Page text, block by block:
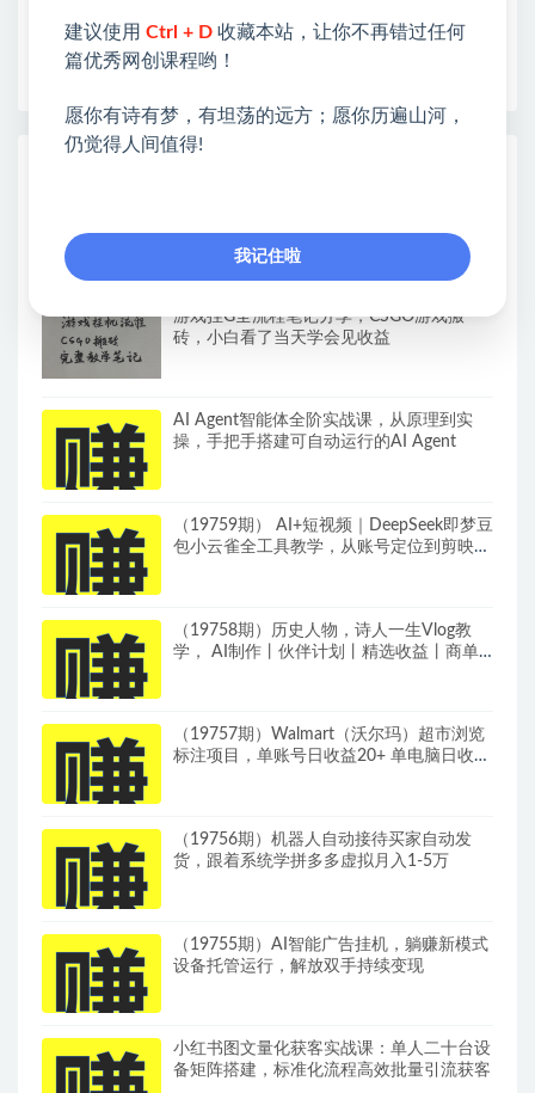
❤如果您也依存于互联网，欢迎加入本站会员，将尽
早为您提供丰盛价值。祝您前程似锦！
手机一天200+，保姆级教程及全套工具
游戏挂G全流程笔记分享，CSGO游戏搬
砖，小白看了当天学会见收益
AI Agent智能体全阶实战课，从原理到实
操，手把手搭建可自动运行的AI Agent
（19759期） AI+短视频｜DeepSeek即梦豆
包小云雀全工具教学，从账号定位到剪映剪
（19758期）历史人物，诗人一生Vlog教
学， AI制作丨伙伴计划丨精选收益丨商单
（19757期）Walmart（沃尔玛）超市浏览
标注项目，单账号日收益20+ 单电脑日收益
（19756期）机器人自动接待买家自动发
货，跟着系统学拼多多虚拟月入1-5万
（19755期）AI智能广告挂机，躺赚新模式
设备托管运行，解放双手持续变现
小红书图文量化获客实战课：单人二十台设
备矩阵搭建，标准化流程高效批量引流获客
建议使用 Ctrl + D 收藏本站，让你不再错过任何
篇优秀网创课程哟！
愿你有诗有梦，有坦荡的远方；愿你历遍山河，
仍觉得人间值得!
我记住啦